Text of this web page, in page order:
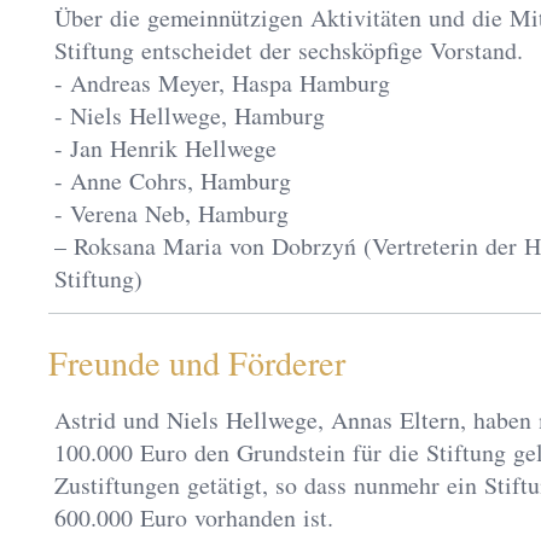
Über die gemeinnützigen Aktivitäten und die
Stiftung entscheidet der sechsköpfige Vorstand.
- Andreas Meyer, Haspa Hamburg
- Niels Hellwege, Hamburg
- Jan Henrik Hellwege
- Anne Cohrs, Hamburg
- Verena Neb, Hamburg
– Roksana Maria von Dobrzyń (Vertreterin der
Stiftung)
Freunde und Förderer
Astrid und Niels Hellwege, Annas Eltern, haben
100.000 Euro den Grundstein für die Stiftung
Zustiftungen getätigt, so dass nunmehr ein
600.000 Euro vorhanden ist.